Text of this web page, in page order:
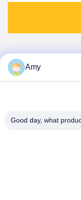
Amy
Good day, what